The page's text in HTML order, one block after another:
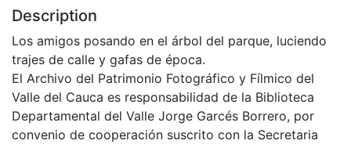
Description
Los amigos posando en el árbol del parque, luciendo
trajes de calle y gafas de época.
El Archivo del Patrimonio Fotográfico y Fílmico del
Valle del Cauca es responsabilidad de la Biblioteca
Departamental del Valle Jorge Garcés Borrero, por
convenio de cooperación suscrito con la Secretaria